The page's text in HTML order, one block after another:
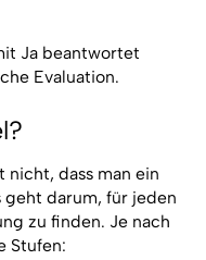
Ja beantwortet
Evaluation.
nicht, dass man ein
geht darum, für jeden
zu finden. Je nach
Stufen: